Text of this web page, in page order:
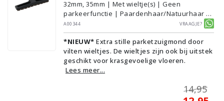
32mm, 35mm | Met wieltje(s) | Geen
parkeerfunctie | Paardenhaar/Natuurhaar |
Voor droog gebruik | Breedte: 30cm | Zonder
verlichting | Zonder kliksysteem | Zwart |
Alternatief | Geschikt voor vloertype:
Plavuizen/Tegels, Parket/Laminaat, PVC/Vinyl
A00344 Vraagje?
*NIEUW* Extra stille parketzuigmond door
vilten wieltjes. De wieltjes zijn ook bij uitstek
geschikt voor krasgevoelige vloeren.
Lees meer...
14,95